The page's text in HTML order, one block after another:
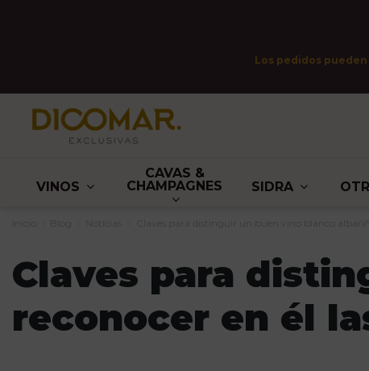
Los pedidos
VINOS
CAVAS &
CHAMPAGNES
SIDRA
Claves para
reconocer en él